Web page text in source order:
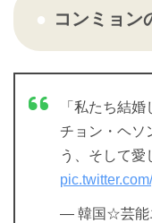
コンミョン
「私たち結
チョン・ヘソ
う、そして愛
— 韓国☆芸能